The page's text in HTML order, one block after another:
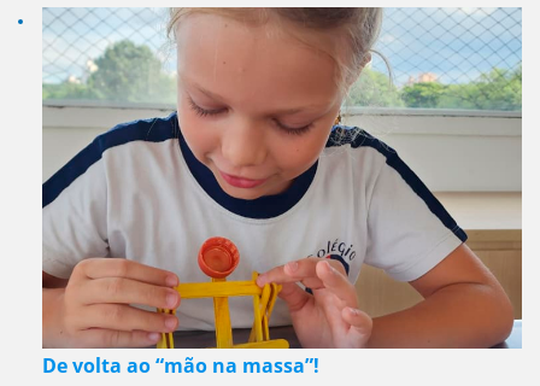
De volta ao “mão na massa”!